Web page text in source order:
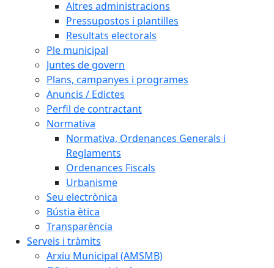
Altres administracions
Pressupostos i plantilles
Resultats electorals
Ple municipal
Juntes de govern
Plans, campanyes i programes
Anuncis / Edictes
Perfil de contractant
Normativa
Normativa, Ordenances Generals i
Reglaments
Ordenances Fiscals
Urbanisme
Seu electrònica
Bústia ètica
Transparència
Serveis i tràmits
Arxiu Municipal (AMSMB)